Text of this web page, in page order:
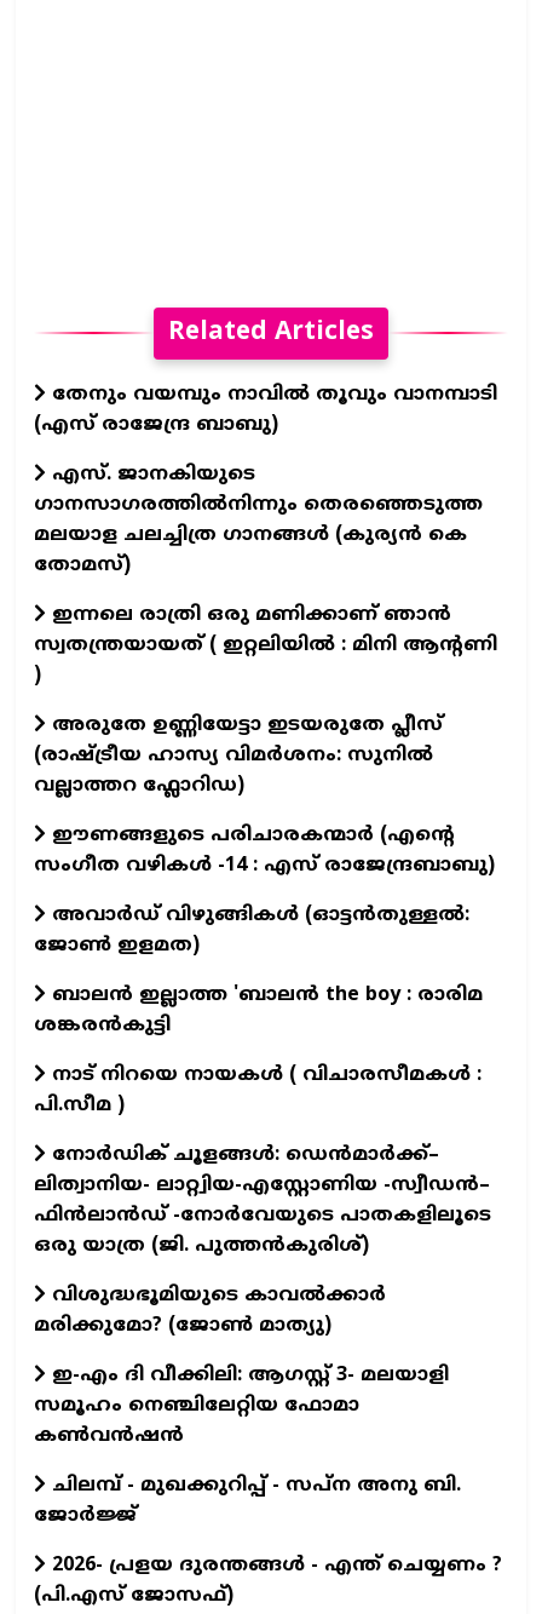
Related Articles
തേനും വയമ്പും നാവിൽ തൂവും വാനമ്പാടി
(എസ് രാജേന്ദ്ര ബാബു)
എസ്. ജാനകിയുടെ
ഗാനസാഗരത്തിൽനിന്നും തെരഞ്ഞെടുത്ത
മലയാള ചലച്ചിത്ര ഗാനങ്ങൾ (കുര്യൻ കെ
തോമസ്)
ഇന്നലെ രാത്രി ഒരു മണിക്കാണ് ഞാൻ
സ്വതന്ത്രയായത് ( ഇറ്റലിയിൽ : മിനി ആന്റണി
)
അരുതേ ഉണ്ണിയേട്ടാ ഇടയരുതേ പ്ലീസ്
(രാഷ്ട്രീയ ഹാസ്യ വിമർശനം: സുനിൽ
വല്ലാത്തറ ഫ്ലോറിഡ)
ഈണങ്ങളുടെ പരിചാരകന്മാര്‍ (എന്‍റെ
സംഗീത വഴികള്‍ -14 : എസ് രാജേന്ദ്രബാബു)
അവാർഡ് വിഴുങ്ങികൾ (ഓട്ടൻതുള്ളൽ:
ജോൺ ഇളമത)
ബാലൻ ഇല്ലാത്ത 'ബാലൻ the boy : രാരിമ
ശങ്കരൻകുട്ടി
നാട് നിറയെ നായകൾ ( വിചാരസീമകൾ :
പി.സീമ )
നോർഡിക് ചൂളങ്ങൾ: ഡെൻമാർക്ക്–
ലിത്വാനിയ- ലാറ്റ്വിയ-എസ്റ്റോണിയ -സ്വീഡൻ–
ഫിൻലാൻഡ് -നോർവേയുടെ പാതകളിലൂടെ
ഒരു യാത്ര (ജി. പുത്തൻകുരിശ്)
വിശുദ്ധഭൂമിയുടെ കാവല്‍ക്കാര്‍
മരിക്കുമോ? (ജോണ്‍ മാത്യു)
ഇ-എം ദി വീക്കിലി: ആഗസ്റ്റ് 3- മലയാളി
സമൂഹം നെഞ്ചിലേറ്റിയ ഫോമാ
കൺവൻഷൻ
ചിലമ്പ് - മുഖക്കുറിപ്പ് - സപ്ന അനു ബി.
ജോർജ്ജ്
2026- പ്രളയ ദുരന്തങ്ങള്‍ - എന്ത് ചെയ്യണം ?
(പി.എസ് ജോസഫ്‌)